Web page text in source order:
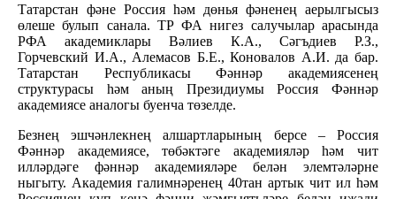
Татарстан фәне Россия һәм дөнья фәненең аерылгысыз
өлеше булып санала. ТР ФА нигез салучылар арасында
РФА академиклары Вәлиев К.А., Сәгъдиев Р.З.,
Горчевский И.А., Алемасов Б.Е., Коновалов А.И. да бар.
Татарстан Республикасы Фәннәр академиясенең
структурасы һәм аның Президиумы Россия Фәннәр
академиясе аналогы буенча төзелде.
Безнең эшчәнлекнең алшартларының берсе – Россия
Фәннәр академиясе, төбәктәге академияләр һәм чит
илләрдәге фәннәр академияләре белән элемтәләрне
ныгыту. Академия галимнәренең 40тан артык чит ил һәм